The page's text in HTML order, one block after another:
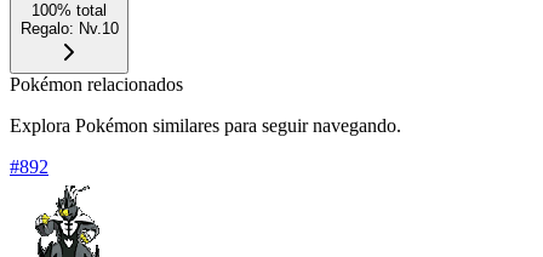
100% total
Regalo: Nv.10
Pokémon relacionados
Explora Pokémon similares para seguir navegando.
#892